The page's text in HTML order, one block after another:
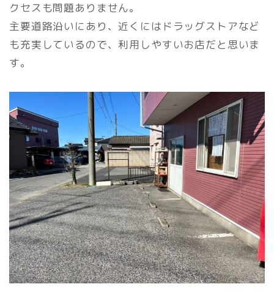
クセスも問題ありません。
主要道路沿いにあり、近くにはドラッグストアなど
も充実しているので、利用しやすいお店だと思いま
す。